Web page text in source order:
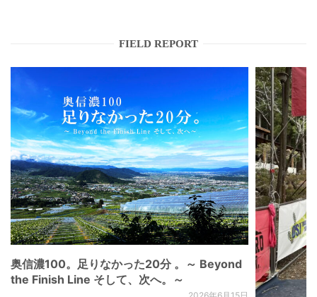
FIELD REPORT
奥信濃100。足りなかった20分 。～ Beyond
the Finish Line そして、次へ。～